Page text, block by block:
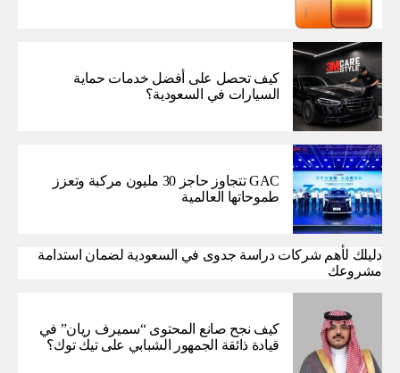
كيف تحصل على أفضل خدمات حماية
السيارات في السعودية؟
GAC تتجاوز حاجز 30 مليون مركبة وتعزز
طموحاتها العالمية
دليلك لأهم شركات دراسة جدوى في السعودية لضمان استدامة
مشروعك
كيف نجح صانع المحتوى “سميرف ريان” في
قيادة ذائقة الجمهور الشبابي على تيك توك؟